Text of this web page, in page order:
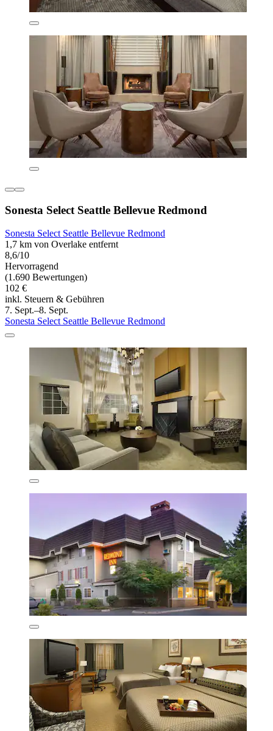
Sonesta Select Seattle Bellevue Redmond
Sonesta Select Seattle Bellevue Redmond
1,7 km von Overlake entfernt
8,6/10
Hervorragend
(1.690 Bewertungen)
102 €
inkl. Steuern & Gebühren
7. Sept.–8. Sept.
Sonesta Select Seattle Bellevue Redmond